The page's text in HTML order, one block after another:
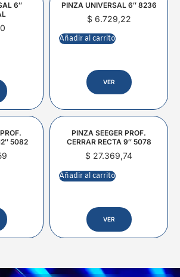
6″
PINZA UNIVERSAL 6″ 8236
$6.729,22
Añadir al carrito
VER
5082
PINZA SEEGER PROF.
CERRAR RECTA 9″ 5078
$ 27.369,74
Añadir al carrito
VER